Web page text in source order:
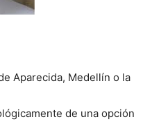
Aparecida, Medellín o la
de una opción